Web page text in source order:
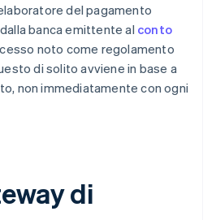
del pagamento
banca emittente al conto
noto come regolamento
di solito avviene in base a
non immediatamente con ogni
di